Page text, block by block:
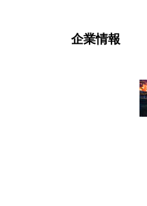
企業情報